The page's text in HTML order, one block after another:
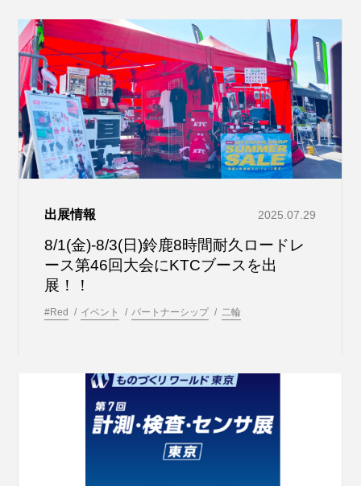
出展情報 2025.07.29
8/1(金)-8/3(日)鈴鹿8時間耐久ロードレ
ース第46回大会にKTCブースを出
展！！
#Red イベント パートナーシップ 二輪